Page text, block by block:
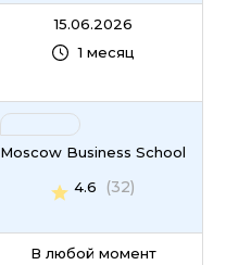
15.06.2026
1 месяц
Moscow Business School
4.6
(32)
В любой момент